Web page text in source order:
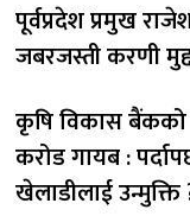
पूर्वप्रदेश प्रमुख
जबरजस्ती करणी
कृषि विकास बैंकको
करोड गायब :
खेलाडीलाई उन्मुक्ति